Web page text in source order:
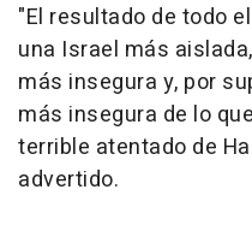
"El resultado de todo
una Israel más
más insegura y, por
más insegura de lo
terrible atentado de
advertido.